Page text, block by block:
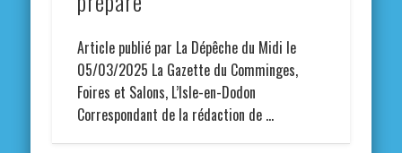
Article publié par La Dépêche du Midi le
05/03/2025 La Gazette du Comminges,
Foires et Salons, L’Isle-en-Dodon
Correspondant de la rédaction de …